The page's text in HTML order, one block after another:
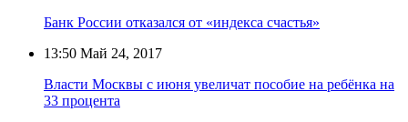
Банк России отказался от «индекса счастья»
13:50 Май 24, 2017
Власти Москвы с июня увеличат пособие на ребёнка на
33 процента